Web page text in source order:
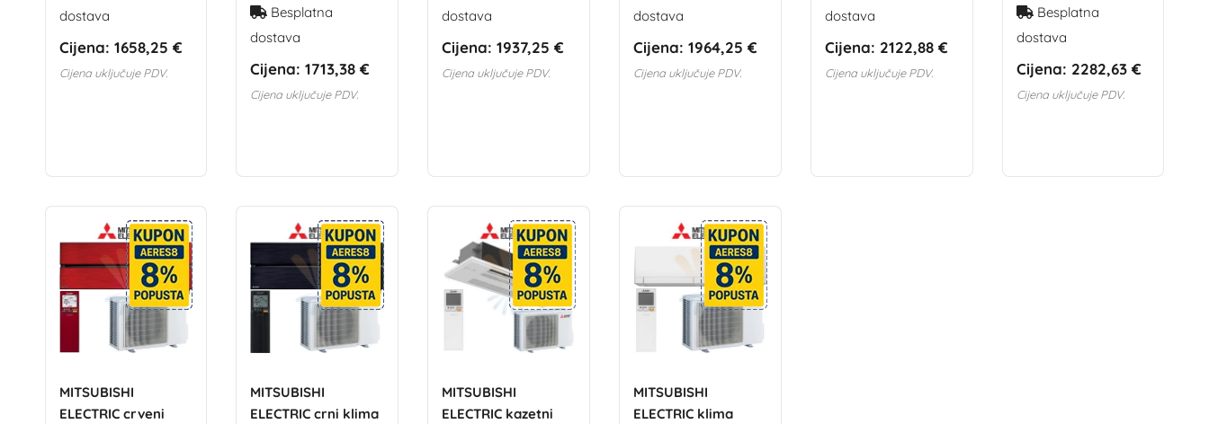
dostava
Cijena: 1658,25 €
Cijena uključuje PDV.
Besplatna
dostava
Cijena: 1713,38 €
Cijena uključuje PDV.
dostava
Cijena: 1937,25 €
Cijena uključuje PDV.
dostava
Cijena: 1964,25 €
Cijena uključuje PDV.
dostava
Cijena: 2122,88 €
Cijena uključuje PDV.
Besplatna
dostava
Cijena: 2282,63 €
Cijena uključuje PDV.
MITSUBISHI
ELECTRIC crveni
MITSUBISHI
ELECTRIC crni klima
MITSUBISHI
ELECTRIC kazetni
MITSUBISHI
ELECTRIC klima